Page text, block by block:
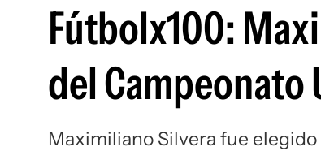
Fútbolx100:
del Campeonato
Maximiliano Silvera fue